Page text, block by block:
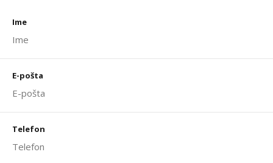
Ime
E-pošta
Telefon